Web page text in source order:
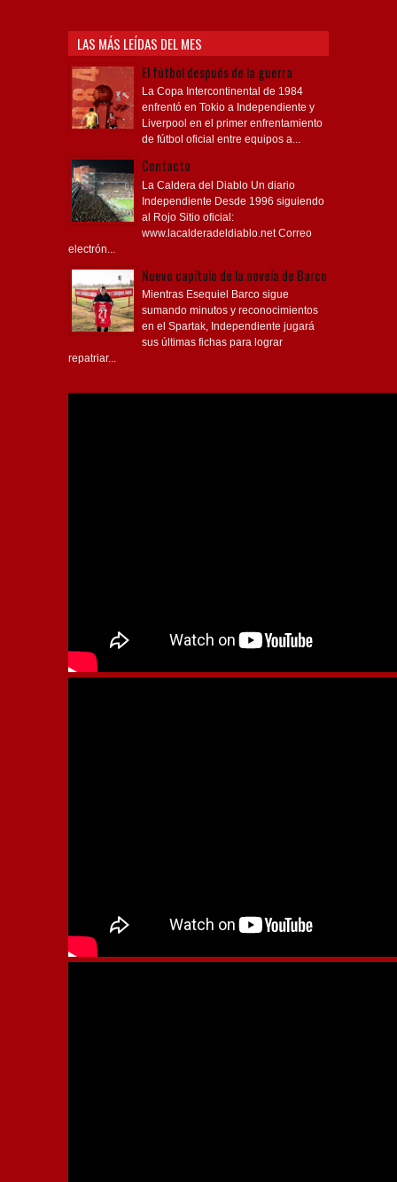
LAS MÁS LEÍDAS DEL MES
El fútbol después de la guerra
La Copa Intercontinental de 1984
enfrentó en Tokio a Independiente y
Liverpool en el primer enfrentamiento
de fútbol oficial entre equipos a...
Contacto
La Caldera del Diablo Un diario
Independiente Desde 1996 siguiendo
al Rojo Sitio oficial:
www.lacalderadeldiablo.net Correo
electrón...
Nuevo capítulo de la novela de Barco
Mientras Esequiel Barco sigue
sumando minutos y reconocimientos
en el Spartak, Independiente jugará
sus últimas fichas para lograr
repatriar...